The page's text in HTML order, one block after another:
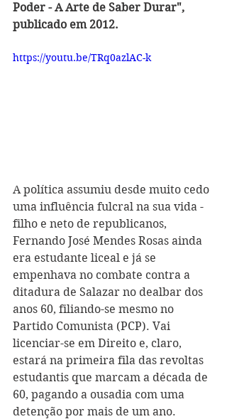
Poder - A Arte de Saber Durar",
publicado em 2012.
https://youtu.be/TRq0azlAC-k
A política assumiu desde muito cedo
uma influência fulcral na sua vida -
filho e neto de republicanos,
Fernando José Mendes Rosas ainda
era estudante liceal e já se
empenhava no combate contra a
ditadura de Salazar no dealbar dos
anos 60, filiando-se mesmo no
Partido Comunista (PCP). Vai
licenciar-se em Direito e, claro,
estará na primeira fila das revoltas
estudantis que marcam a década de
60, pagando a ousadia com uma
detenção por mais de um ano.